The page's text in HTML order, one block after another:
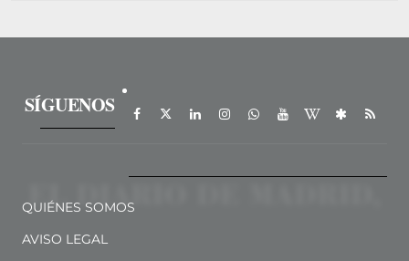
SÍGUENOS
QUIÉNES SOMOS
AVISO LEGAL